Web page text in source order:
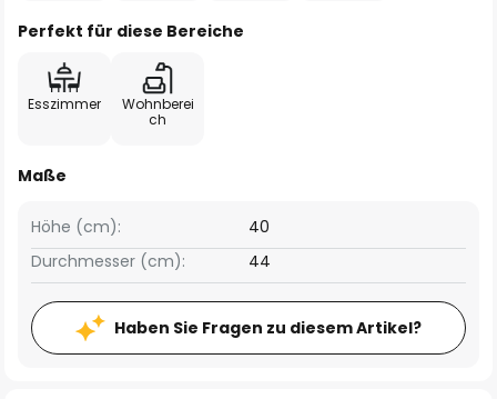
Perfekt für diese Bereiche
Esszimmer
Wohnberei
ch
Maße
Höhe (cm):
40
Durchmesser (cm):
44
Haben Sie Fragen zu diesem Artikel?